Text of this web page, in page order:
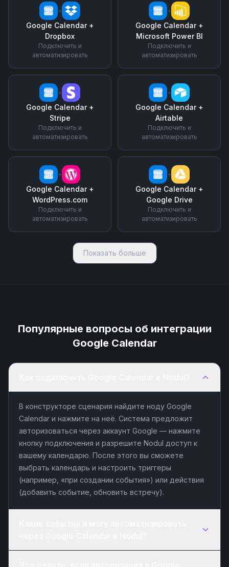
+
Google Calendar+
Dropbox
Подключить и
автоматизировать
+
Google Calendar+
Microsoft Power BI
Подключить и
автоматизировать
+
Google Calendar+
Stripe
Подключить и
автоматизировать
+
Google Calendar+
Airtable
Подключить и
автоматизировать
+
Google Calendar+
WordPress.com
Подключить и
автоматизировать
+
Google Calendar+
Google Drive
Подключить и
автоматизировать
Показать больше
Популярные вопросы об интеграции
Google Calendar
В конструкторе сценария найдите ноду Google
Calendar и нажмите на неё. Система предложит
авторизоваться через аккаунт Google — нажмите
кнопку подключения и разрешите Nodul доступ к
вашему календарю. После этого вы сможете
выбрать календарь и настроить триггеры
(например, «при создании события») или действия
(добавить событие, обновить встречу).